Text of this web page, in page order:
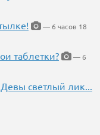
— 6 часов 18
таблетки?
— 6
светлый лик...